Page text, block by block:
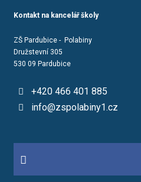
Kontakt na kancelář školy
ZŠ Pardubice - Polabiny
Družstevní 305
530 09 Pardubice
+420 466 401 885
info@zspolabiny1.cz